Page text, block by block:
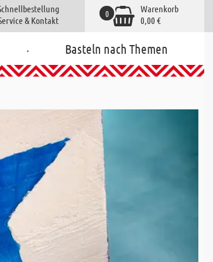
& Kontakt
Warenkorb
0,00 €
0
. Basteln nach Themen